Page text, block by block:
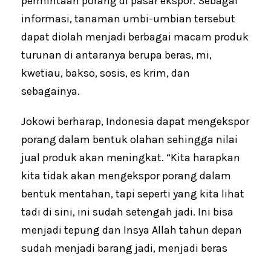
informasi, tanaman umbi-umbian tersebut
dapat diolah menjadi berbagai macam produk
turunan di antaranya berupa beras, mi,
kwetiau, bakso, sosis, es krim, dan
sebagainya.
Jokowi berharap, Indonesia dapat mengekspor
porang dalam bentuk olahan sehingga nilai
jual produk akan meningkat. “Kita harapkan
kita tidak akan mengekspor porang dalam
bentuk mentahan, tapi seperti yang kita lihat
tadi di sini, ini sudah setengah jadi. Ini bisa
menjadi tepung dan Insya Allah tahun depan
sudah menjadi barang jadi, menjadi beras